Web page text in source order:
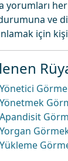
yorumları
ve
için